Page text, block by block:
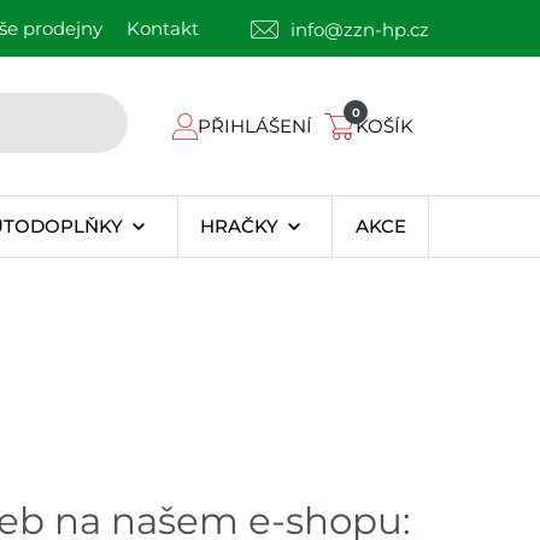
prodejny Kontakt info@zzn-hp.cz
PŘIHLÁŠENÍ
0
KOŠÍK
HRAČKY AKCE
na našem e-shopu: